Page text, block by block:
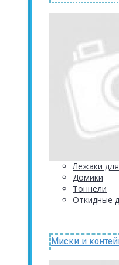
Лежаки
Домики
Тоннели
Откидные
Миски и